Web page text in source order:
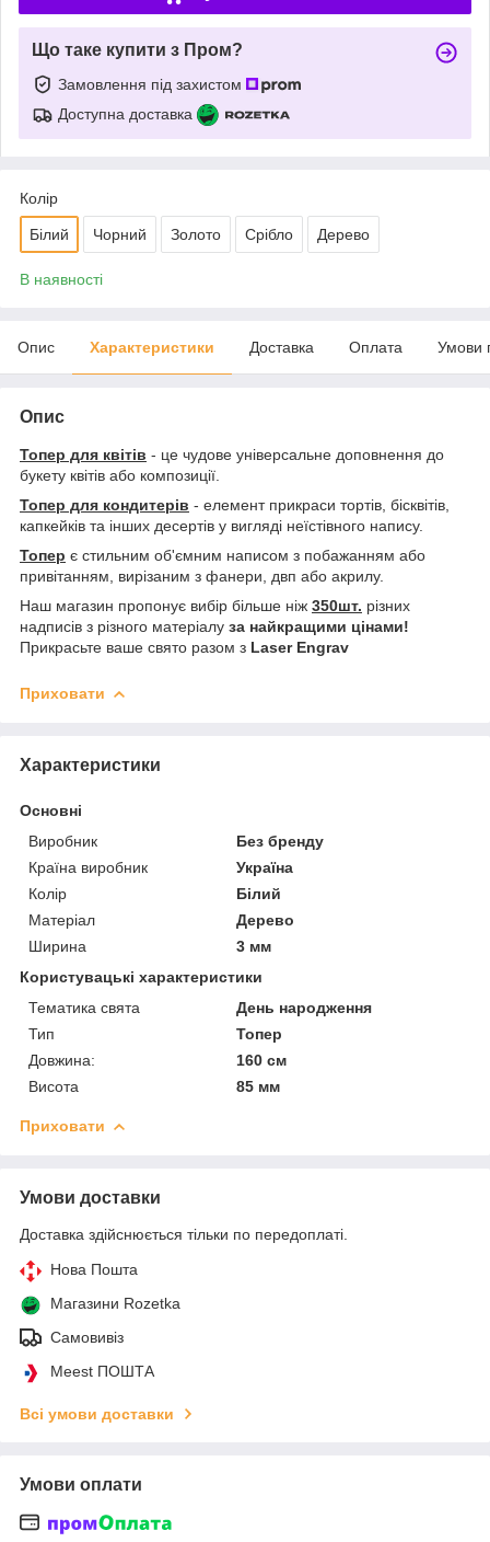
Що таке купити з Пром?
Замовлення під захистом
Доступна доставка
Колір
Білий Чорний Золото Срібло Дерево
В наявності
Опис Характеристики Доставка Оплата Умови
Опис
Топер для квітів - це чудове універсальне доповнення до
букету квітів або композиції.
Топер для кондитерів - елемент прикраси тортів, бісквітів,
капкейків та інших десертів у вигляді неїстівного напису.
Топер є стильним об'ємним написом з побажанням або
привітанням, вирізаним з фанери, двп або акрилу.
Наш магазин пропонує вибір більше ніж 350шт. різних
надписів з різного матеріалу за найкращими цінами!
Прикрасьте ваше свято разом з Laser Engrav
Приховати
Характеристики
Основні
Виробник
Без бренду
Країна виробник
Україна
Колір
Білий
Матеріал
Дерево
Ширина
3 мм
Користувацькі характеристики
Тематика свята
День народження
Тип
Топер
Довжина:
160 см
Висота
85 мм
Приховати
Умови доставки
Доставка здійснюється тільки по передоплаті.
Нова Пошта
Магазини Rozetka
Самовивіз
Meest ПОШТА
Всі умови доставки
Умови оплати